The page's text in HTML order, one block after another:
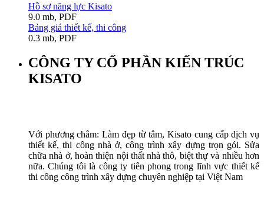
Hồ sơ năng lực Kisato
9.0 mb, PDF
Bảng giá thiết kế, thi công
0.3 mb, PDF
CÔNG TY CỔ PHẦN KIẾN TRÚC
KISATO
Với phương châm: Làm đẹp từ tâm, Kisato cung cấp dịch vụ
thiết kế, thi công nhà ở, công trình xây dựng trọn gói. Sửa
chữa nhà ở, hoàn thiện nội thất nhà thô, biệt thự và nhiều hơn
nữa. Chúng tôi là công ty tiên phong trong lĩnh vực thiết kế
thi công công trình xây dựng chuyên nghiệp tại Việt Nam